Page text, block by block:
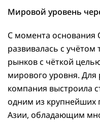
Мировой уровень
С момента основания
развивалась с
рынков с чёткой
мирового уровня. Для
компания выстроила
одним из
Азии, обладающим